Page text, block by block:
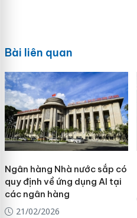
Bài liên quan
Ngân hàng Nhà nước sắp có
quy định về ứng dụng AI tại
các ngân hàng
21/02/2026